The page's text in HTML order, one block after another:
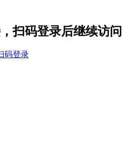
扫码登录后继续访问
码登录